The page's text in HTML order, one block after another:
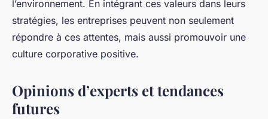
l’environnement. En intégrant ces valeurs dans leurs
stratégies, les entreprises peuvent non seulement
répondre à ces attentes, mais aussi promouvoir une
culture corporative positive.
Opinions d’experts et tendances
futures